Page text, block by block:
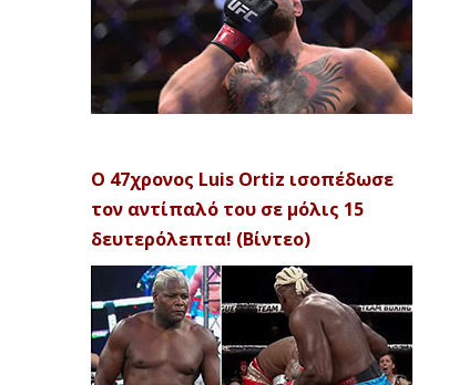
Ο 47χρονος Luis Ortiz ισοπέδωσε
τον αντίπαλό του σε μόλις 15
δευτερόλεπτα! (Βίντεο)